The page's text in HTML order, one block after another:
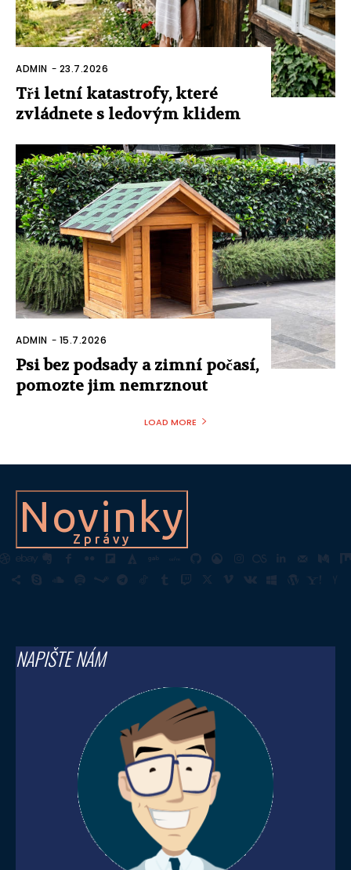
ADMIN - 23.7.2026
Tři letní katastrofy, které
zvládnete s ledovým klidem
ADMIN - 15.7.2026
Psi bez podsady a zimní počasí,
pomozte jim nemrznout
LOAD MORE
Novinky
Zprávy
NAPIŠTE NÁM